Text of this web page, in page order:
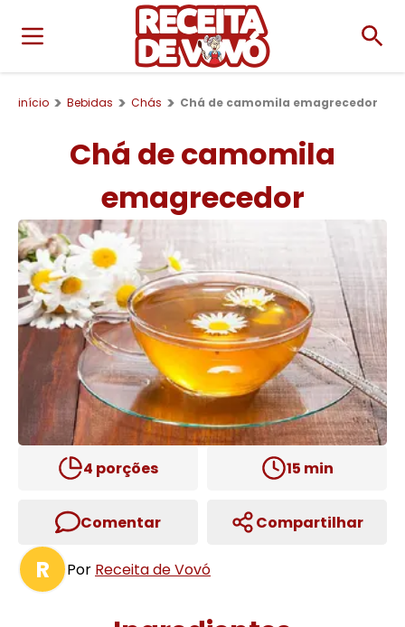
início Bebidas Chás Chá de camomila emagrecedor
Chá de camomila
emagrecedor
4 porções 15 min
Comentar Compartilhar
R Por Receita de Vovó